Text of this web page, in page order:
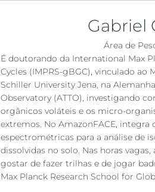
Gabriel
Área de
É doutorando da International Max
Cycles (IMPRS-gBGC), vinculado
Schiller University Jena, na
Observatory (ATTO), investigando
orgânicos voláteis e os micro-
extremos. No AmazonFACE,
espectrométricas para a análise de
dissolvidas no solo. Nas horas
gostar de fazer trilhas e de jogar
Max Planck Research School for